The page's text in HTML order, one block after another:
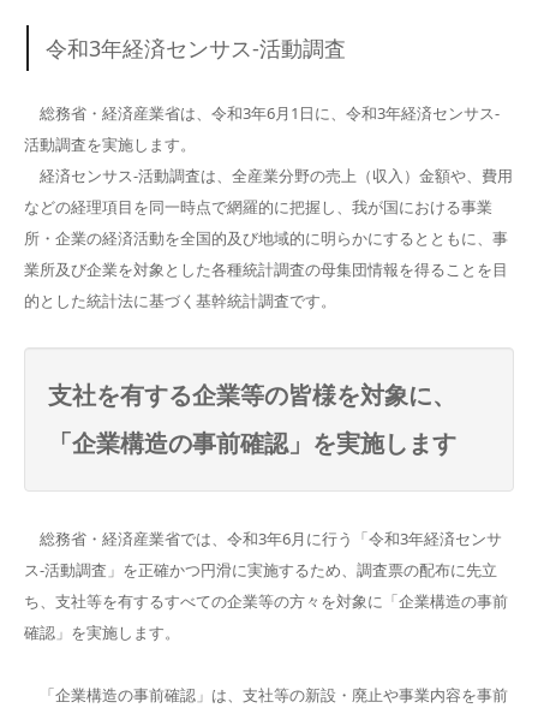
令和3年経済センサス-活動調査
総務省・経済産業省は、令和3年6月1日に、令和3年経済センサス-
活動調査を実施します。
経済センサス‐活動調査は、全産業分野の売上（収入）金額や、費用
などの経理項目を同一時点で網羅的に把握し、我が国における事業
所・企業の経済活動を全国的及び地域的に明らかにするとともに、事
業所及び企業を対象とした各種統計調査の母集団情報を得ることを目
的とした統計法に基づく基幹統計調査です。
支社を有する企業等の皆様を対象に、
「企業構造の事前確認」を実施します
総務省・経済産業省では、令和3年6月に行う「令和3年経済センサ
ス‐活動調査」を正確かつ円滑に実施するため、調査票の配布に先立
ち、支社等を有するすべての企業等の方々を対象に「企業構造の事前
確認」を実施します。
「企業構造の事前確認」は、支社等の新設・廃止や事業内容を事前